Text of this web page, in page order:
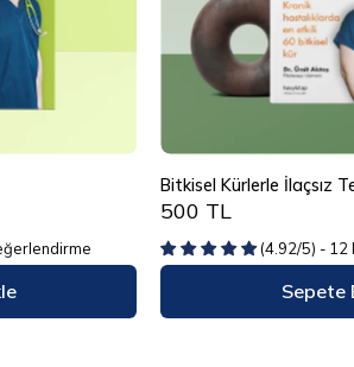
Bitkisel Kürlerle İlaçsız
500 TL
(4.92/5) -
Sepete